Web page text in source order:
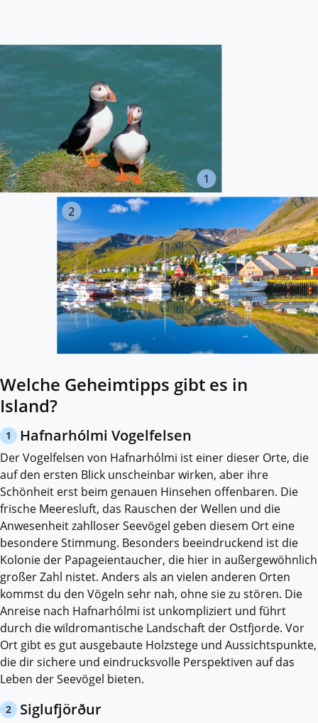
Welche Geheimtipps gibt es in
Island?
1 Hafnarhólmi Vogelfelsen
Der Vogelfelsen von Hafnarhólmi ist einer dieser Orte, die
auf den ersten Blick unscheinbar wirken, aber ihre
Schönheit erst beim genauen Hinsehen offenbaren. Die
frische Meeresluft, das Rauschen der Wellen und die
Anwesenheit zahlloser Seevögel geben diesem Ort eine
besondere Stimmung. Besonders beeindruckend ist die
Kolonie der Papageientaucher, die hier in außergewöhnlich
großer Zahl nistet. Anders als an vielen anderen Orten
kommst du den Vögeln sehr nah, ohne sie zu stören. Die
Anreise nach Hafnarhólmi ist unkompliziert und führt
durch die wildromantische Landschaft der Ostfjorde. Vor
Ort gibt es gut ausgebaute Holzstege und Aussichtspunkte,
die dir sichere und eindrucksvolle Perspektiven auf das
Leben der Seevögel bieten.
2 Siglufjörður